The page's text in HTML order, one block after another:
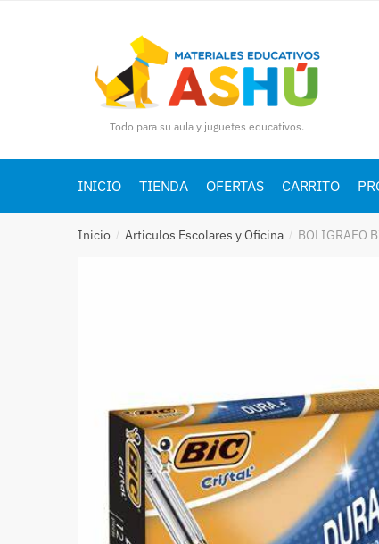
Todo para su aula y juguetes educativos.
INICIO TIENDA OFERTAS CARRITO
Inicio / Articulos Escolares y Oficina / BOLIGRAFO